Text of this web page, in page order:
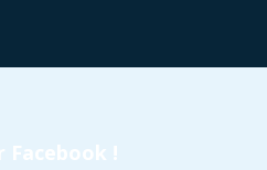
Facebook !